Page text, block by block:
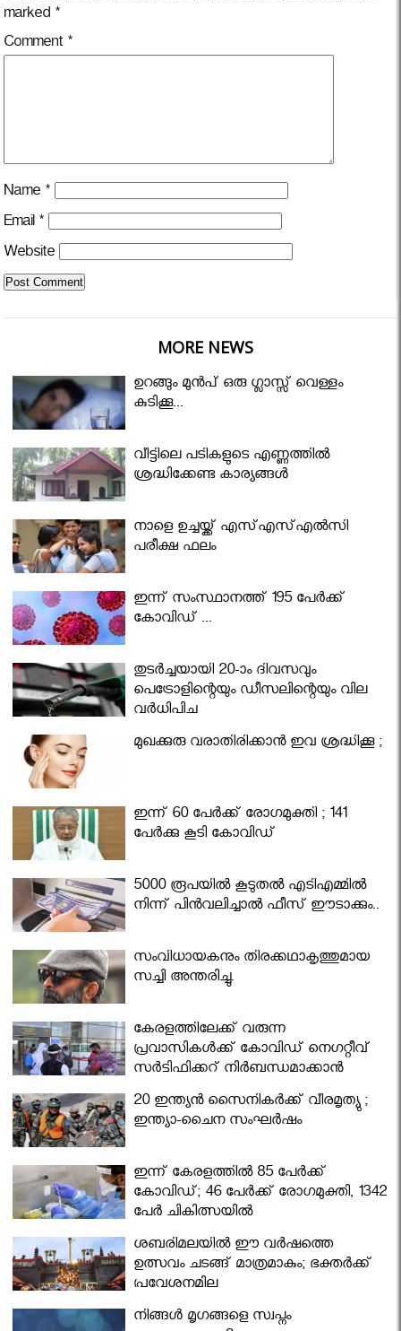
marked *
Comment *
Name *
Email *
Website
MORE NEWS
ഉറങ്ങും മുന്‍പ് ഒരു ഗ്ലാസ്സ് വെള്ളം
കുടിക്കൂ...
വീട്ടിലെ പടികളുടെ എണ്ണത്തിൽ
ശ്രദ്ധിക്കേണ്ട കാര്യങ്ങൾ
നാളെ ഉച്ചയ്ക്ക് എസ്എസ്എല്‍സി
പരീക്ഷ ഫലം
ഇന്ന് സംസ്ഥാനത്ത് 195 പേര്‍ക്ക്
കോവിഡ് ...
തുടർച്ചയായി 20-ാം ദിവസവും
പെട്രോളിന്റെയും ഡീസലിന്റെയും വില
വര്‍ധിപ്പിച്ചു
മുഖക്കുരു വരാതിരിക്കാന്‍ ഇവ ശ്രദ്ധിക്കൂ ;
ഇന്ന് 60 പേർക്ക് രോഗമുക്തി ; 141
പേര്‍ക്കു കൂടി കോവിഡ്
5000 രൂപയിൽ കൂടുതൽ എടിഎമ്മിൽ
നിന്ന് പിൻവലിച്ചാൽ ഫീസ് ഈടാക്കും..
സംവിധായകനും തിരക്കഥാകൃത്തുമായ
സച്ചി അന്തരിച്ചു.
കേരളത്തിലേക്ക് വരുന്ന
പ്രവാസികള്‍ക്ക് കോവിഡ് നെഗറ്റീവ്
സര്‍ട്ടിഫിക്കറ്റ് നിർബന്ധമാക്കാൻ
മന്ത്രിസഭ
20 ഇന്ത്യൻ സൈനികർക്ക് വീരമൃത്യു ;
ഇന്ത്യാ-ചൈന സംഘർഷം
ഇന്ന് കേരളത്തിൽ 85 പേർക്ക്
കോവിഡ്; 46 പേർക്ക് രോഗമുക്തി, 1342
പേർ ചികിത്സയിൽ
ശബരിമലയില്‍ ഈ വർഷത്തെ
ഉത്സവം ചടങ്ങ് മാത്രമാകും; ഭക്തർക്ക്
പ്രവേശനമില്ല
നിങ്ങള്‍ മൃഗങ്ങളെ സ്വപ്നം